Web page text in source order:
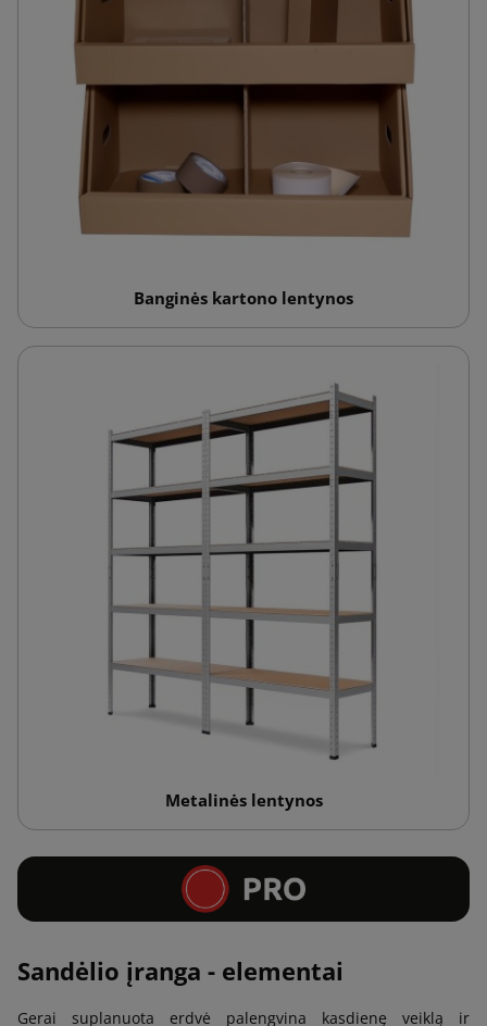
Banginės kartono lentynos
Metalinės lentynos
Sandėlio įranga - elementai
Gerai suplanuota erdvė palengvina kasdienę veiklą ir